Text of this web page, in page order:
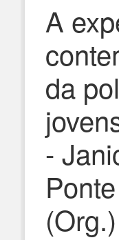
A
da
-
(Org.)